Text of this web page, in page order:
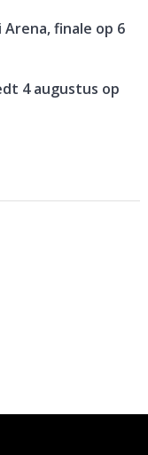
Arena, finale op 6
4 augustus op